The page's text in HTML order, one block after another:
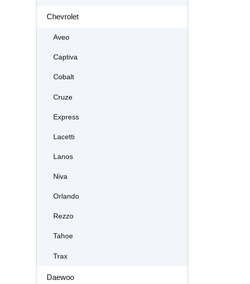
Chevrolet
Aveo
Captiva
Cobalt
Cruze
Express
Lacetti
Lanos
Niva
Orlando
Rezzo
Tahoe
Trax
Daewoo